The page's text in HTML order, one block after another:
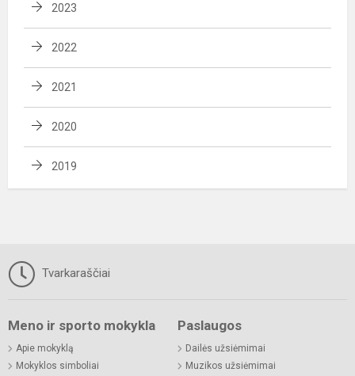
2023
2022
2021
2020
2019
Tvarkaraščiai
Meno ir sporto mokykla
Apie mokyklą
Mokyklos simboliai
Paslaugos
Dailės užsiėmimai
Muzikos užsiėmimai